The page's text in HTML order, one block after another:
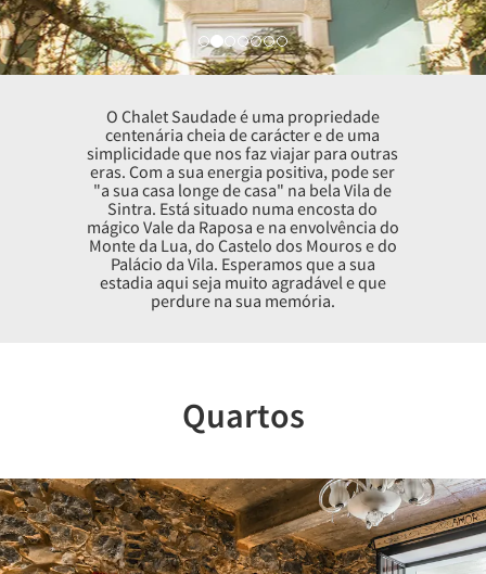
O Chalet Saudade é uma propriedade
centenária cheia de carácter e de uma
simplicidade que nos faz viajar para outras
eras. Com a sua energia positiva, pode ser
"a sua casa longe de casa" na bela Vila de
Sintra. Está situado numa encosta do
mágico Vale da Raposa e na envolvência do
Monte da Lua, do Castelo dos Mouros e do
Palácio da Vila. Esperamos que a sua
estadia aqui seja muito agradável e que
perdure na sua memória.
Quartos
Previous